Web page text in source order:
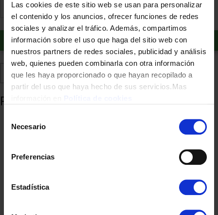
Las cookies de este sitio web se usan para personalizar
el contenido y los anuncios, ofrecer funciones de redes
sociales y analizar el tráfico. Además, compartimos
información sobre el uso que haga del sitio web con
nuestros partners de redes sociales, publicidad y análisis
web, quienes pueden combinarla con otra información
que les haya proporcionado o que hayan recopilado a
partir del uso que haya hecho de sus servicios.Mas
Necesario
Preferencias
Estadística
Añadir al carrito
Añadir a favoritos Comparte
Productos relacionados